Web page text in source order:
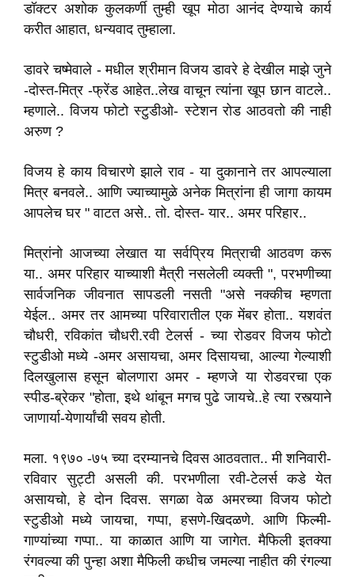
डॉक्टर अशोक कुलकर्णी तुम्ही खूप मोठा आनंद देण्याचे कार्य
करीत आहात, धन्यवाद तुम्हाला.
डावरे चष्मेवाले - मधील श्रीमान विजय डावरे हे देखील माझे जुने
-दोस्त-मित्र -फ्रेंड आहेत..लेख वाचून त्यांना खूप छान वाटले..
म्हणाले.. विजय फोटो स्टुडीओ- स्टेशन रोड आठवतो की नाही
अरुण ?
विजय हे काय विचारणे झाले राव - या दुकानाने तर आपल्याला
मित्र बनवले.. आणि ज्याच्यामुळे अनेक मित्रांना ही जागा कायम
आपलेच घर " वाटत असे.. तो.दोस्त- यार.. अमर परिहार..
मित्रांनो आजच्या लेखात या सर्वप्रिय मित्राची आठवण करू
या.. अमर परिहार याच्याशी मैत्री नसलेली व्यक्ती ",परभणीच्या
सार्वजनिक जीवनात सापडली नसती "असे नक्कीच म्हणता
येईल.. अमर तर आमच्या परिवारातील एक मेंबर होता.. यशवंत
चौधरी,रविकांत चौधरी.रवी टेलर्स - च्या रोडवर विजय फोटो
स्टुडीओ मध्ये -अमर असायचा,अमर दिसायचा, आल्या गेल्याशी
दिलखुलास हसून बोलणारा अमर - म्हणजे या रोडवरचा एक
स्पीड-ब्रेकर "होता,इथे थांबून मगच पुढे जायचे..हे त्या रस्त्याने
जाणार्या-येणार्यांची सवय होती.
मला. १९७० -७५ च्या दरम्यानचे दिवस आठवतात.. मी शनिवारी-
रविवार सुट्टी असली की.परभणीला रवी-टेलर्स कडे येत
असायचो,हे दोन दिवस.सगळा वेळ अमरच्या विजय फोटो
स्टुडीओ मध्ये जायचा,गप्पा,हसणे-खिदळणे. आणि फिल्मी-
गाण्यांच्या गप्पा.. या काळात आणि या जागेत.मैफिली इतक्या
रंगवल्या की पुन्हा अशा मैफिली कधीच जमल्या नाहीत की रंगल्या